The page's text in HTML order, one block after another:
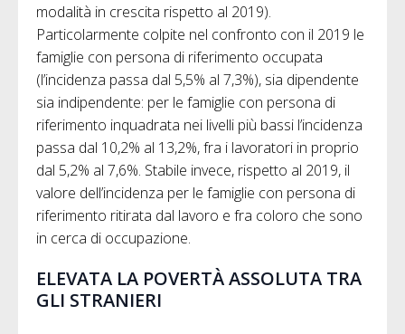
modalità in crescita rispetto al 2019).
Particolarmente colpite nel confronto con il 2019 le
famiglie con persona di riferimento occupata
(l’incidenza passa dal 5,5% al 7,3%), sia dipendente
sia indipendente: per le famiglie con persona di
riferimento inquadrata nei livelli più bassi l’incidenza
passa dal 10,2% al 13,2%, fra i lavoratori in proprio
dal 5,2% al 7,6%. Stabile invece, rispetto al 2019, il
valore dell’incidenza per le famiglie con persona di
riferimento ritirata dal lavoro e fra coloro che sono
in cerca di occupazione.
ELEVATA LA POVERTÀ ASSOLUTA TRA
GLI STRANIERI